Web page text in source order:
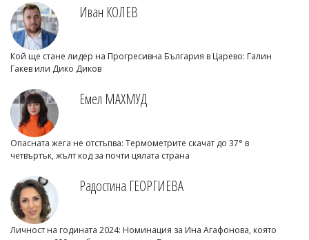
Иван КОЛЕВ
Кой ще стане лидер на Прогресивна България в Царево: Галин
Гакев или Дико Диков
Емел МАХМУД
Опасната жега не отстъпва: Термометрите скачат до 37° в
четвъртък, жълт код за почти цялата страна
Радостина ГЕОРГИЕВА
Личност на годината 2024: Номинация за Ина Агафонова, която